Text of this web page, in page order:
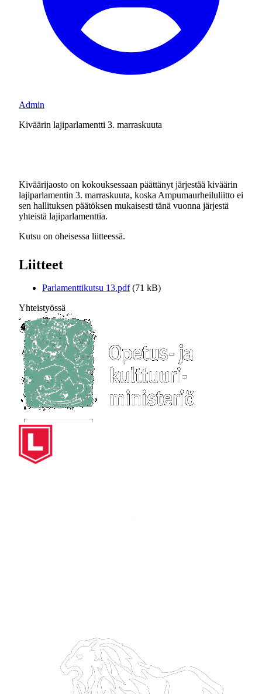
Admin
Kiväärin lajiparlamentti 3. marraskuuta
Kiväärijaosto on kokouksessaan päättänyt järjestää kiväärin
lajiparlamentin 3. marraskuuta, koska Ampumaurheiluliitto ei
sen hallituksen päätöksen mukaisesti tänä vuonna järjestä
yhteistä lajiparlamenttia.
Kutsu on oheisessa liitteessä.
Liitteet
Parlamenttikutsu 13.pdf (71 kB)
Yhteistyössä